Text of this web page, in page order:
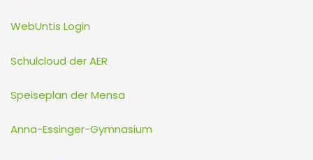
WebUntis Login
Schulcloud der AER
Speiseplan der Mensa
Anna-Essinger-Gymnasium